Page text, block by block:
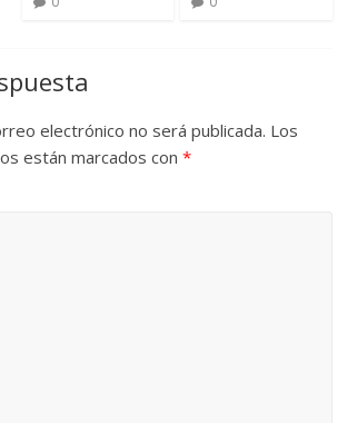
electrónico no será publicada. Los
están marcados con*